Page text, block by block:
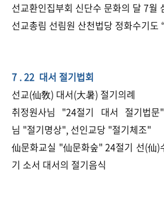
선교환인집부회 신단수 문화의 달 7월
선교총림 선림원 산천법당 정화수기도
7 . 22 대서 절기법회
선교(仙敎) 대서(大暑) 절기의례
취정원사님 "24절기 대서 절기법
님 "절기명상", 선인교당 "절기체조"
仙문화교실 "仙문화숲" 24절기 선(仙)
기 소서 대서의 절기음식